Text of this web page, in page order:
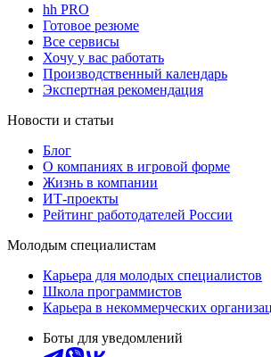
hh PRO
Готовое резюме
Все сервисы
Хочу у вас работать
Производственный календарь
Экспертная рекомендация
Новости и статьи
Блог
О компаниях в игровой форме
Жизнь в компании
ИТ-проекты
Рейтинг работодателей России
Молодым специалистам
Карьера для молодых специалистов
Школа программистов
Карьера в некоммерческих
Боты для уведомлений